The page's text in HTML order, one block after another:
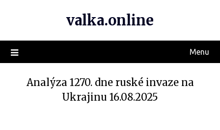
valka.online
Menu
Analýza 1270. dne ruské invaze na
Ukrajinu 16.08.2025